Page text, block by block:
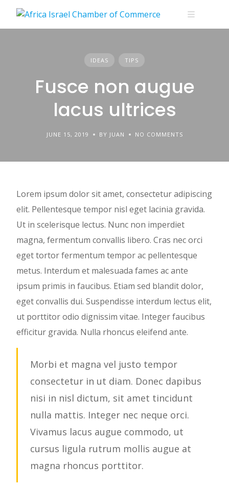
content
IDEAS TIPS
Fusce non augue
lacus ultrices
JUNE 15, 2019 BY JUAN NO COMMENTS
Lorem ipsum dolor sit amet, consectetur adipiscing
elit. Pellentesque tempor nisl eget lacinia gravida.
Ut in scelerisque lectus. Nunc non imperdiet
magna, fermentum convallis libero. Cras nec orci
eget tortor fermentum tempor ac pellentesque
metus. Interdum et malesuada fames ac ante
ipsum primis in faucibus. Etiam sed blandit dolor,
eget convallis dui. Suspendisse interdum lectus elit,
ut porttitor odio dignissim vitae. Integer faucibus
efficitur gravida. Nulla rhoncus eleifend ante.
Morbi et magna vel justo tempor
consectetur in ut diam. Donec dapibus
nisi in nisl dictum, sit amet tincidunt
nulla mattis. Integer nec neque orci.
Vivamus lacus augue commodo, ut
cursus ligula rutrum mollis augue at
magna rhoncus porttitor.